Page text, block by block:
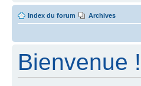
Index du forum Archives
Bienvenue !